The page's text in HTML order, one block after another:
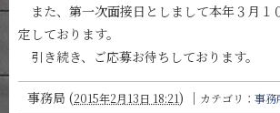
また、第一次面接日としまして本年３月１
定しております。
引き続き、ご応募お待ちしております。
事務局 (2015年2月13日 18:21) ｜ カテゴリ： 事務